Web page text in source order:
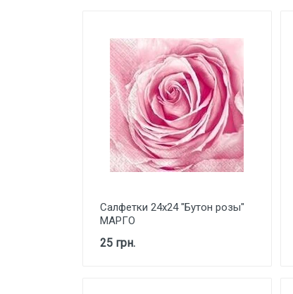
СВЕТИЛЬНИКИ И ЛАМПОЧКИ
ЛАМПАДКИ ТА ЗАПАСКИ
АКСЕССУАРЫ
НОВОГОДНИЙ ТОВАР
Салфетки 24х24 "Бутон розы"
МАРГО
25 грн.